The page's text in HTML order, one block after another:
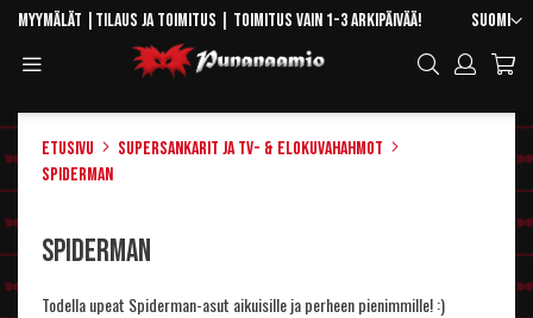
Skip
Content
Kieli
Suomi
Myymälät Tilaus ja toimitus | Toimitus vain 1-3 arkipäivää!
Hae
Etusivu
Supersankarit ja TV- & elokuvahahmot
Spiderman
Spiderman
Todella upeat Spiderman-asut aikuisille ja perheen pienimmille! :)